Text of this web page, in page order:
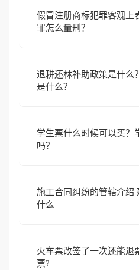
假冒注册商标犯罪客观上
罪怎么量刑？
退耕还林补助政策是什么
是什么？
学生票什么时候可以买？
吗？
施工合同纠纷的管辖介绍
什么
火车票改签了一次还能退
票?